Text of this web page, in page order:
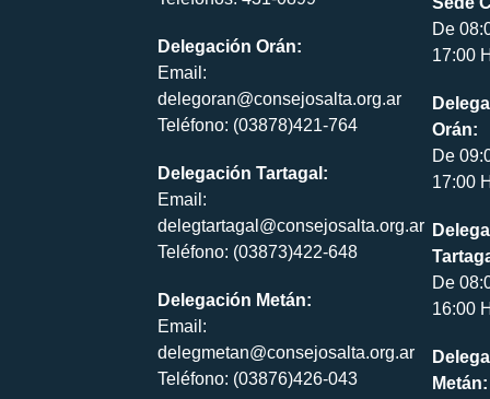
Delegación Orán:
Email:
delegoran@consejosalta.org.ar
Teléfono: (03878)421-764
Delegación Tartagal:
Email:
delegtartagal@consejosalta.org.ar
Teléfono: (03873)422-648
Delegación Metán:
Email:
delegmetan@consejosalta.org.ar
Teléfono: (03876)426-043
De
17:00
Orán:
De
17:00
De
16:00
Metán: